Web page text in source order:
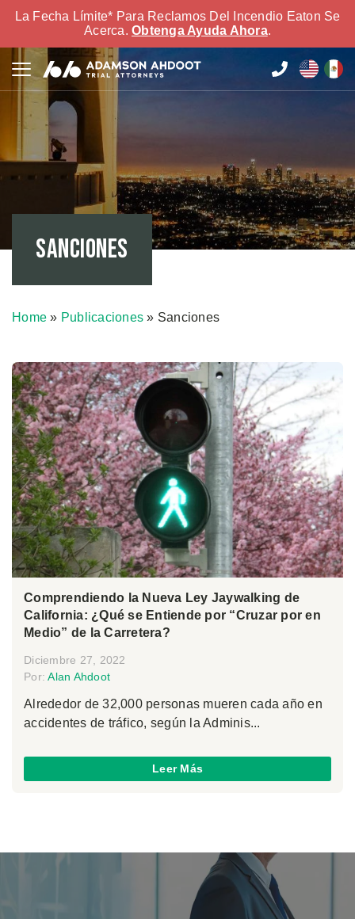
La Fecha Límite* Para Reclamos Del Incendio Eaton Se
Acerca. Obtenga Ayuda Ahora.
Sanciones
Home » Publicaciones » Sanciones
Comprendiendo la Nueva Ley Jaywalking de
California: ¿Qué se Entiende por “Cruzar por en
Medio” de la Carretera?
Diciembre 27, 2022
Por:Alan Ahdoot
Alrededor de 32,000 personas mueren cada año en
accidentes de tráfico, según la Adminis...
Leer Más